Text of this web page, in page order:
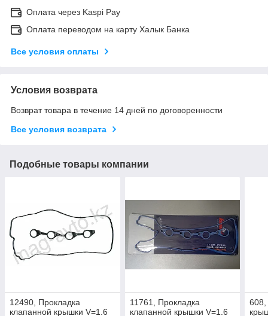
Оплата через Kaspi Pay
Оплата переводом на карту Халык Банка
Все условия оплаты
Условия возврата
Возврат товара в течение 14 дней по договоренности
Все условия возврата
Подобные товары компании
12490, Прокладка
клапанной крышки V=1.6
11761, Прокладка
клапанной крышки V=1.6
608,